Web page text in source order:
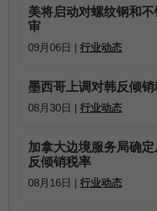
美将启动对螺纹钢和
审
09月06日 | 行业动态
墨西哥上调对韩反倾
08月30日 | 行业动态
加拿大边境服务局确
反倾销税率
08月16日 | 行业动态